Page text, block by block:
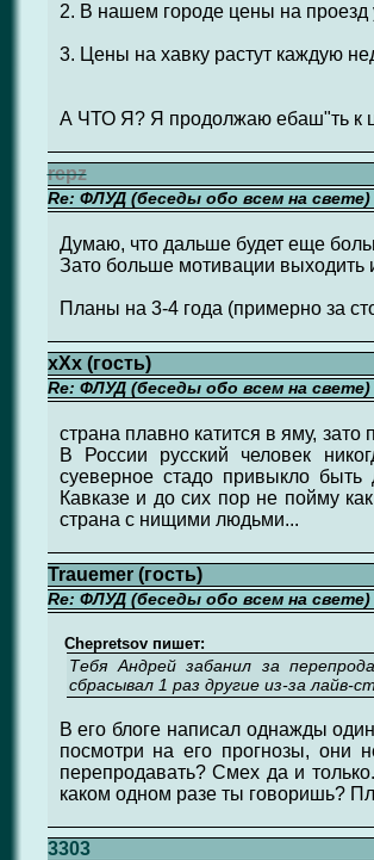
2. В нашем городе цены на проезд
3. Цены на хавку растут каждую
А ЧТО Я? Я продолжаю ебаш"ть к
repz
Re: ФЛУД (беседы обо всем на свете)
Думаю, что дальше будет еще
Зато больше мотивации выходить
Планы на 3-4 года (примерно за
хХх (гость)
Re: ФЛУД (беседы обо всем на свете)
страна плавно катится в яму, зато
В России русский человек
суеверное стадо привыкло
Кавказе и до сих пор не пойму
страна с нищими людьми...
Trauemer (гость)
Re: ФЛУД (беседы обо всем на свете)
Chepretsov пишет:
Тебя Андрей забанил за
сбрасывал 1 раз другие из-за
В его блоге написал однажды
посмотри на его прогнозы, они
перепродавать? Смех да и
каком одном разе ты говоришь?
3303